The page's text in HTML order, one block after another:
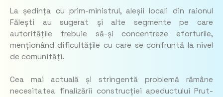
La ședința cu prim-ministrul, aleșii locali din raionul
Fălești au sugerat și alte segmente pe care
autoritățile trebuie să-și concentreze eforturile,
menționând dificultățile cu care se confruntă la nivel
de comunități.
Cea mai actuală și stringentă problemă rămâne
necesitatea finalizării construcției apeductului Prut-